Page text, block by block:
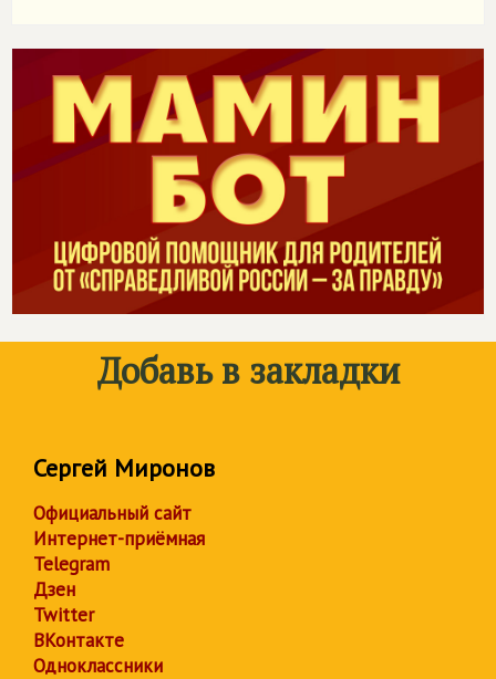
Добавь в закладки
Сергей Миронов
Официальный сайт
Интернет-приёмная
Telegram
Дзен
Twitter
ВКонтакте
Одноклассники